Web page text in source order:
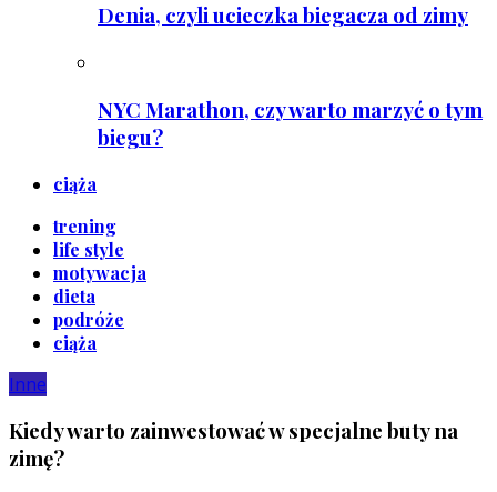
Denia, czyli ucieczka biegacza od zimy
NYC Marathon, czy warto marzyć o tym
biegu?
ciąża
trening
life style
motywacja
dieta
podróże
ciąża
Inne
Kiedy warto zainwestować w specjalne buty na
zimę?